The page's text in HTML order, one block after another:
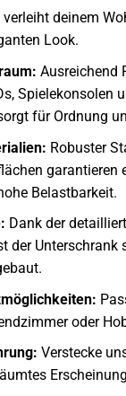
deinem
Look.
Ausreichend
Spielekonsolen
für Ordnung
Robuster
garantieren
Belastbarkeit.
Dank der
der Unterschrank
oder
Verstecke